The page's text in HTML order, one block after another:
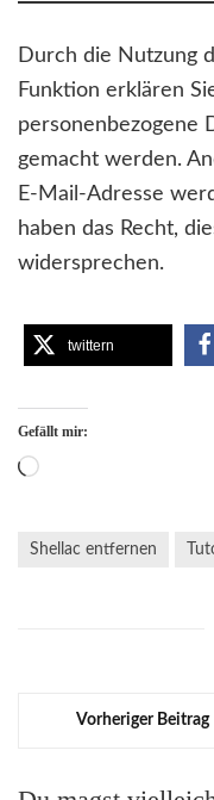
Durch die Nutzung
Funktion erklären
personenbezogene
gemacht werden.
E-Mail-Adresse
haben das Recht,
widersprechen.
twittern
Gefällt mir:
Wird
Shellac entfernen
Vorheriger Beitrag